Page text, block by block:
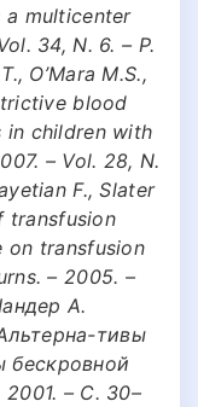
a multicenter
34, N. 6. – P.
O’Mara M.S.,
blood
in children with
– Vol. 28, N.
F., Slater
transfusion
on transfusion
– 2005. –
А.
тивы
бескровной
– С. 30–